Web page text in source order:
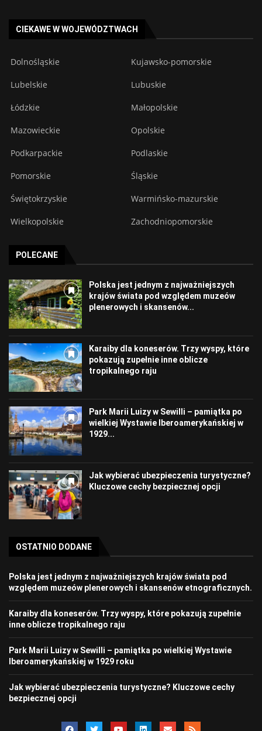
CIEKAWE W WOJEWÓDZTWACH
Dolnośląskie Kujawsko-pomorskie
Lubelskie Lubuskie
Łódzkie Małopolskie
Mazowieckie Opolskie
Podkarpackie Podlaskie
Pomorskie Śląskie
Świętokrzyskie Warmińsko-mazurskie
Wielkopolskie Zachodniopomorskie
POLECANE
Polska jest jednym z najważniejszych
krajów świata pod względem muzeów
plenerowych i skansenów...
Karaiby dla koneserów. Trzy wyspy, które
pokazują zupełnie inne oblicze
tropikalnego raju
Park Marii Luizy w Sewilli – pamiątka po
wielkiej Wystawie Iberoamerykańskiej w
1929...
Jak wybierać ubezpieczenia turystyczne?
Kluczowe cechy bezpiecznej opcji
OSTATNIO DODANE
Polska jest jednym z najważniejszych krajów świata pod
względem muzeów plenerowych i skansenów etnograficznych.
Karaiby dla koneserów. Trzy wyspy, które pokazują zupełnie
inne oblicze tropikalnego raju
Park Marii Luizy w Sewilli – pamiątka po wielkiej Wystawie
Iberoamerykańskiej w 1929 roku
Jak wybierać ubezpieczenia turystyczne? Kluczowe cechy
bezpiecznej opcji